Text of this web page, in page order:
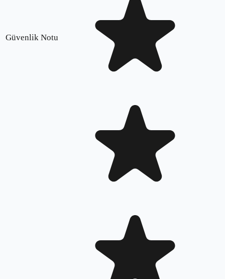
Güvenlik Notu